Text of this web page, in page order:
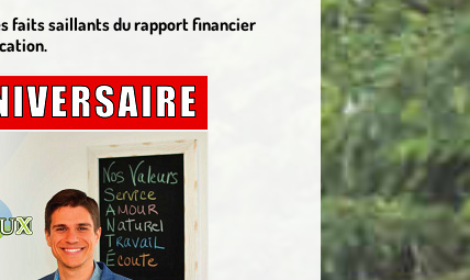
faits saillants du rapport financier